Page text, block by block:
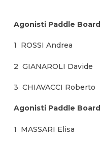
Agonisti Paddle Board
1 ROSSI Andrea
2 GIANAROLI Davide
3 CHIAVACCI Roberto
Agonisti Paddle Board
1 MASSARI Elisa